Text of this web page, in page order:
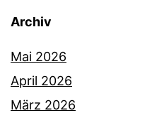
Archiv
Mai 2026
April 2026
März 2026